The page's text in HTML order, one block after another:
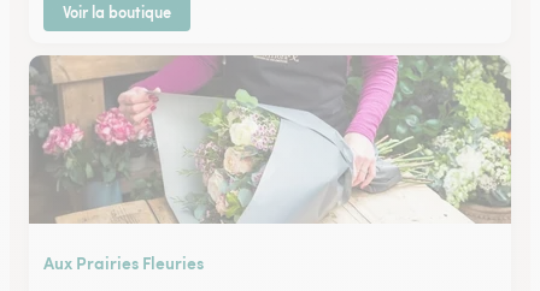
Voir la boutique
Aux Prairies Fleuries